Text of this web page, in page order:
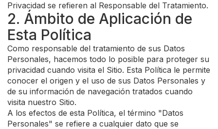
Privacidad se refieren al Responsable del Tratamiento.
2. Ámbito de Aplicación de
Esta Política
Como responsable del tratamiento de sus Datos
Personales, hacemos todo lo posible para proteger su
privacidad cuando visita el Sitio. Esta Política le permite
conocer el origen y el uso de sus Datos Personales y
de su información de navegación tratados cuando
visita nuestro Sitio.
A los efectos de esta Política, el término "Datos
Personales" se refiere a cualquier dato que se